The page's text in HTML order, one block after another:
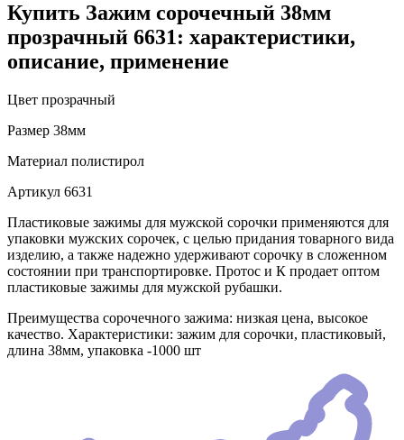
Купить Зажим сорочечный 38мм
прозрачный 6631: характеристики,
описание, применение
Цвет прозрачный
Размер 38мм
Материал полистирол
Артикул 6631
Пластиковые зажимы для мужской сорочки применяются для
упаковки мужских сорочек, с целью придания товарного вида
изделию, а также надежно удерживают сорочку в сложенном
состоянии при транспортировке. Протос и К продает оптом
пластиковые зажимы для мужской рубашки.
Преимущества сорочечного зажима: низкая цена, высокое
качество. Характеристики: зажим для сорочки, пластиковый,
длина 38мм, упаковка -1000 шт